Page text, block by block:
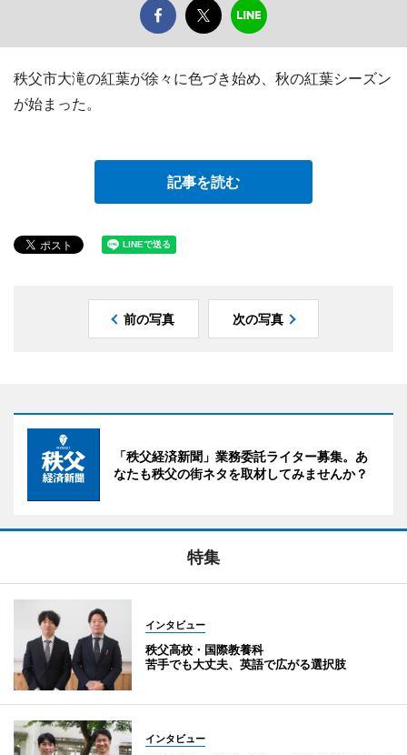
秩父市大滝の紅葉が徐々に色づき始め、秋の紅葉シーズン
が始まった。
記事を読む
前の写真 次の写真
「秩父経済新聞」業務委託ライター募集。あ
なたも秩父の街ネタを取材してみませんか？
特集
インタビュー
秩父高校・国際教養科
苦手でも大丈夫、英語で広がる選択肢
インタビュー